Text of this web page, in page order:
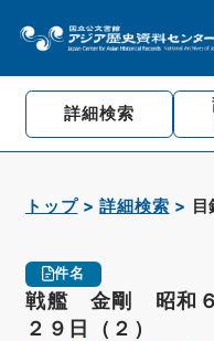
詳細検索
トップ 詳細検索
件名
戦艦 金剛 昭和６
２９日（２）